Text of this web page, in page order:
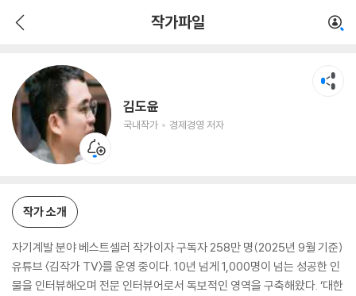
작가파일
김도윤
국내작가 경제경영 저자
경제경영 저자
작가 소개
자기계발 분야 베스트셀러 작가이자 구독자 258만 명(2025년 9월 기준)
유튜브 〈김작가 TV〉를 운영 중이다. 10년 넘게 1,000명이 넘는 성공한 인
물을 인터뷰해오며 전문 인터뷰어로서 독보적인 영역을 구축해왔다. ‘대한